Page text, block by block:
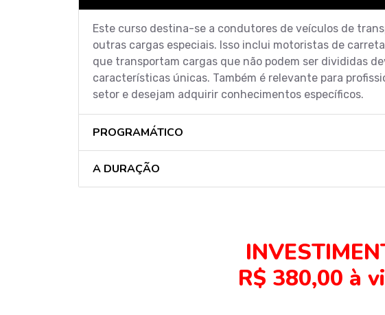
Este curso destina-se a condutores de veículos de
outras cargas especiais. Isso inclui motoristas de
que transportam cargas que não podem ser divididas
características únicas. Também é relevante para
setor e desejam adquirir conhecimentos específicos.
PROGRAMÁTICO
A DURAÇÃO
R$ 380,00 à